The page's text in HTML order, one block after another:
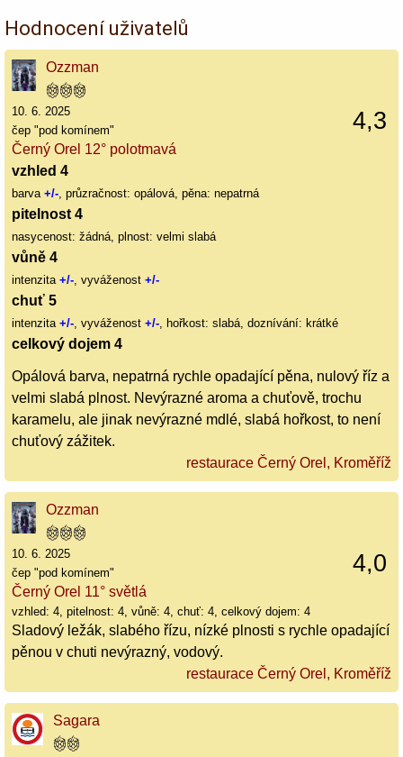
Hodnocení uživatelů
Ozzman
4,3
10. 6. 2025
čep "pod komínem"
Černý Orel 12° polotmavá
vzhled 4
barva +/- , průzračnost: opálová, pěna: nepatrná
pitelnost 4
nasycenost: žádná, plnost: velmi slabá
vůně 4
intenzita +/- , vyváženost +/-
chuť 5
intenzita +/- , vyváženost +/- , hořkost: slabá, doznívání: krátké
celkový dojem 4
Opálová barva, nepatrná rychle opadající pěna, nulový říz a
velmi slabá plnost. Nevýrazné aroma a chuťově, trochu
karamelu, ale jinak nevýrazné mdlé, slabá hořkost, to není
chuťový zážitek.
restaurace Černý Orel, Kroměříž
Ozzman
4,0
10. 6. 2025
čep "pod komínem"
Černý Orel 11° světlá
vzhled: 4, pitelnost: 4, vůně: 4, chuť: 4, celkový dojem: 4
Sladový ležák, slabého řízu, nízké plnosti s rychle opadající
pěnou v chuti nevýrazný, vodový.
restaurace Černý Orel, Kroměříž
Sagara